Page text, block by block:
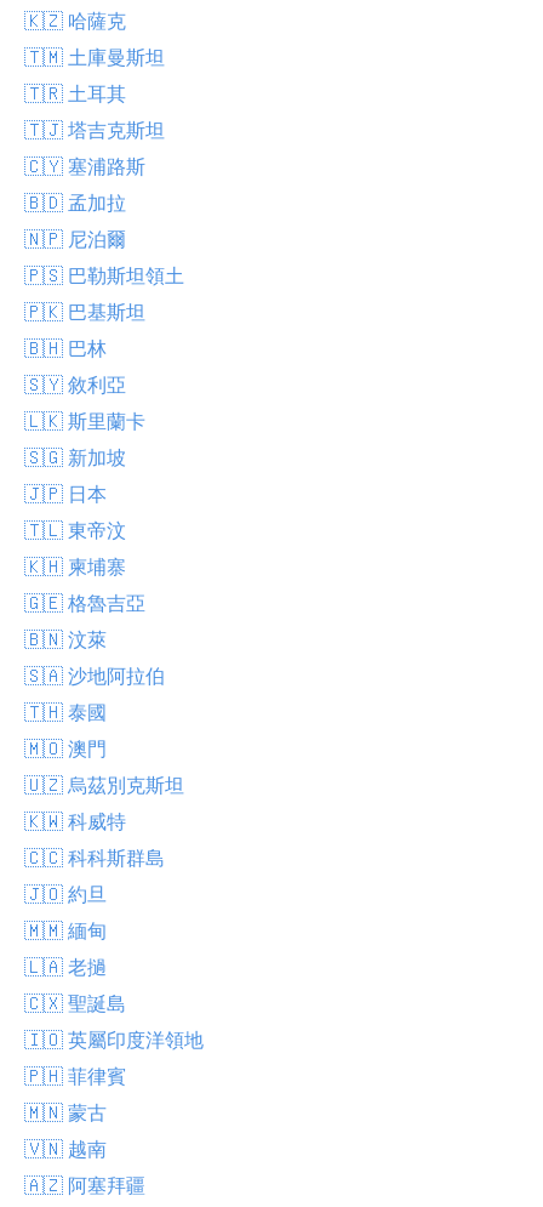
🇰🇿 哈薩克
🇹🇲 土庫曼斯坦
🇹🇷 土耳其
🇹🇯 塔吉克斯坦
🇨🇾 塞浦路斯
🇧🇩 孟加拉
🇳🇵 尼泊爾
🇵🇸 巴勒斯坦領土
🇵🇰 巴基斯坦
🇧🇭 巴林
🇸🇾 敘利亞
🇱🇰 斯里蘭卡
🇸🇬 新加坡
🇯🇵 日本
🇹🇱 東帝汶
🇰🇭 柬埔寨
🇬🇪 格魯吉亞
🇧🇳 汶萊
🇸🇦 沙地阿拉伯
🇹🇭 泰國
🇲🇴 澳門
🇺🇿 烏茲別克斯坦
🇰🇼 科威特
🇨🇨 科科斯群島
🇯🇴 約旦
🇲🇲 緬甸
🇱🇦 老撾
🇨🇽 聖誕島
🇮🇴 英屬印度洋領地
🇵🇭 菲律賓
🇲🇳 蒙古
🇻🇳 越南
🇦🇿 阿塞拜疆